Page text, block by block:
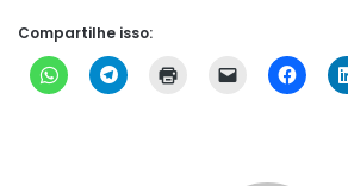
Compartilhe isso: